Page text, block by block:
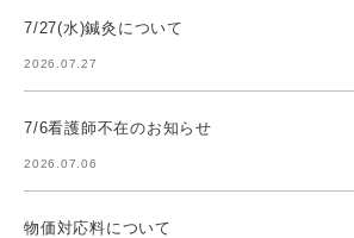
7/27(水)鍼灸について
2026.07.27
7/6看護師不在のお知らせ
2026.07.06
物価対応料について